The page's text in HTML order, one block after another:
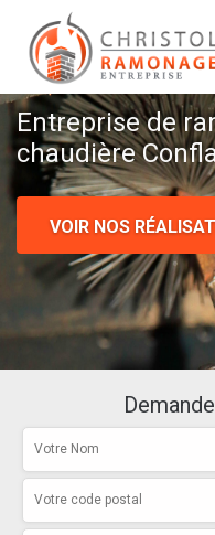
Entreprise de
chaudière
VOIR NOS